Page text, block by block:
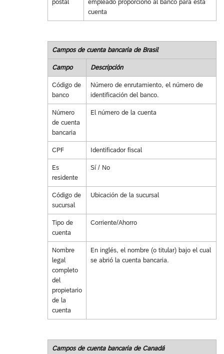
postal
empleado proporcionó al banco para esta
cuenta
Campos de cuenta bancaria de Brasil
Campo Descripción
Código de
banco
Número de enrutamiento, el número de
identificación del banco.
Número
de cuenta
bancaria
El número de la cuenta
CPF Identificador fiscal
Es
residente
Sí / No
Código de
sucursal
Ubicación de la sucursal
Tipo de
cuenta
Corriente/Ahorro
Nombre
legal
completo
del
propietario
de la
cuenta
En inglés, el nombre (o titular) bajo el cual
se abrió la cuenta bancaria.
Campos de cuenta bancaria de Canadá